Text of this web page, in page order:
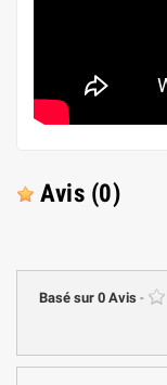
Avis (0)
Basé sur 0 Avis -